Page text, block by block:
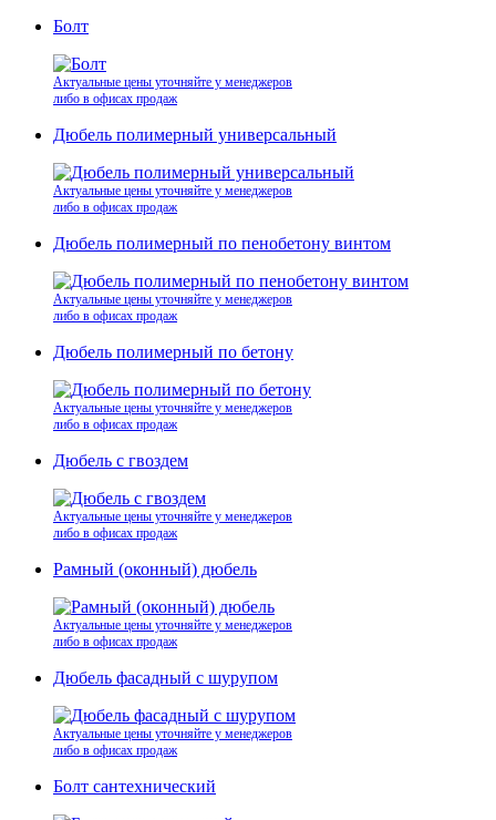
Болт
Актуальные цены уточняйте у менеджеров
либо в офисах продаж
Дюбель полимерный универсальный
Актуальные цены уточняйте у менеджеров
либо в офисах продаж
Дюбель полимерный по пенобетону винтом
Актуальные цены уточняйте у менеджеров
либо в офисах продаж
Дюбель полимерный по бетону
Актуальные цены уточняйте у менеджеров
либо в офисах продаж
Дюбель с гвоздем
Актуальные цены уточняйте у менеджеров
либо в офисах продаж
Рамный (оконный) дюбель
Актуальные цены уточняйте у менеджеров
либо в офисах продаж
Дюбель фасадный с шурупом
Актуальные цены уточняйте у менеджеров
либо в офисах продаж
Болт сантехнический